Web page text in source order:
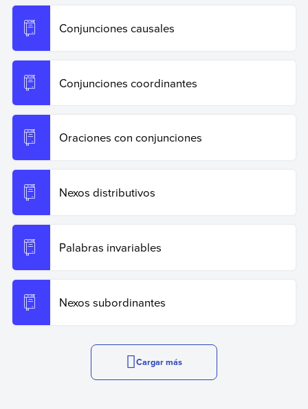
Conjunciones causales
Conjunciones coordinantes
Oraciones con conjunciones
Nexos distributivos
Palabras invariables
Nexos subordinantes
Cargar más